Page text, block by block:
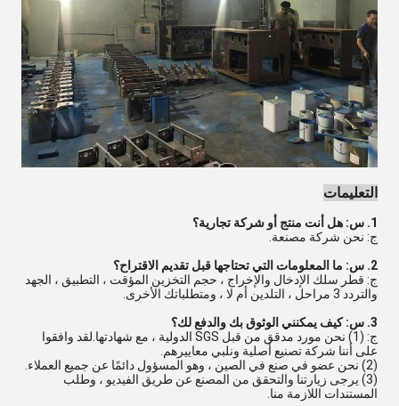
التعليمات
1. س: هل أنت منتج أو شركة تجارية؟
ج: نحن شركة مصنعة.
2. س: ما المعلومات التي تحتاجها قبل تقديم الاقتراح؟
ج: قطر سلك الإدخال والإخراج ، حجم التخزين المؤقت ، التطبيق ، الجهد
والتردد 3 مراحل ، التلدين أم لا ، ومتطلباتك الأخرى.
3. س: كيف يمكنني الوثوق بك والدفع لك؟
ج: (1) نحن مورد مدقق من قبل SGS الدولية ، مع شهادتها.لقد وافقوا
على أننا شركة تصنيع أصلية ونلبي معاييرهم.
(2) نحن عضو في صنع في الصين ، وهو المسؤول دائمًا عن جميع العملاء.
(3) يرجى زيارتنا والتحقق من المصنع عن طريق الفيديو ، وطلب
المستندات اللازمة منا.